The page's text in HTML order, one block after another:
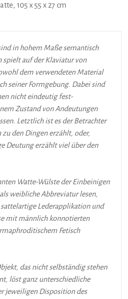
105 x 55 x 27 cm
in hohem Maße semantisch
spielt auf der Klaviatur von
dem verwendeten Material
seiner Formgebung. Dabei sind
nicht eindeutig fest-
Zustand von Andeutungen
Letztlich ist es der Betrachter
zu den Dingen erzählt, oder,
Deutung erzählt viel über den
Watte-Wülste der Einbeinigen
weibliche Abbreviatur lesen,
Lederapplikation und
mit männlich konnotierten
Fetisch
das nicht selbständig stehen
löst ganz unterschiedliche
jeweiligen Disposition des